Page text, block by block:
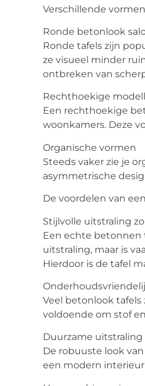
Verschillende
Ronde betonlook
Ronde tafels zijn
ze visueel minder
ontbreken van
Rechthoekige
Een rechthoekige
woonkamers. Deze
Organische vormen
Steeds vaker zie je
asymmetrische
De voordelen van
Stijlvolle uitstraling
Een echte betonnen
uitstraling, maar is
Hierdoor is de tafel
Veel betonlook
voldoende om stof
Duurzame uitstraling
De robuuste look
een modern